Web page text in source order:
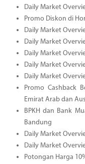
Daily Market
Promo Diskon di
Daily Market
Daily Market
Daily Market
Daily Market
Daily Market
Promo Cashback
Emirat Arab dan
BPKH dan Bank
Bandung
Daily Market
Daily Market
Potongan Harga